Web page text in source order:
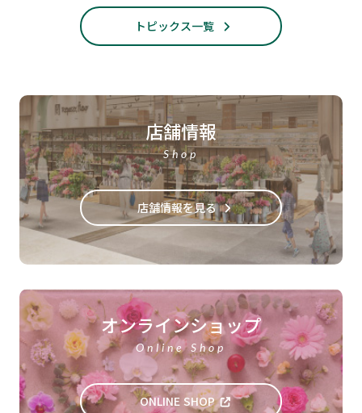
トピックス一覧
店舗情報
Shop
店舗情報を見る
オンラインショップ
Online Shop
ONLINE SHOP